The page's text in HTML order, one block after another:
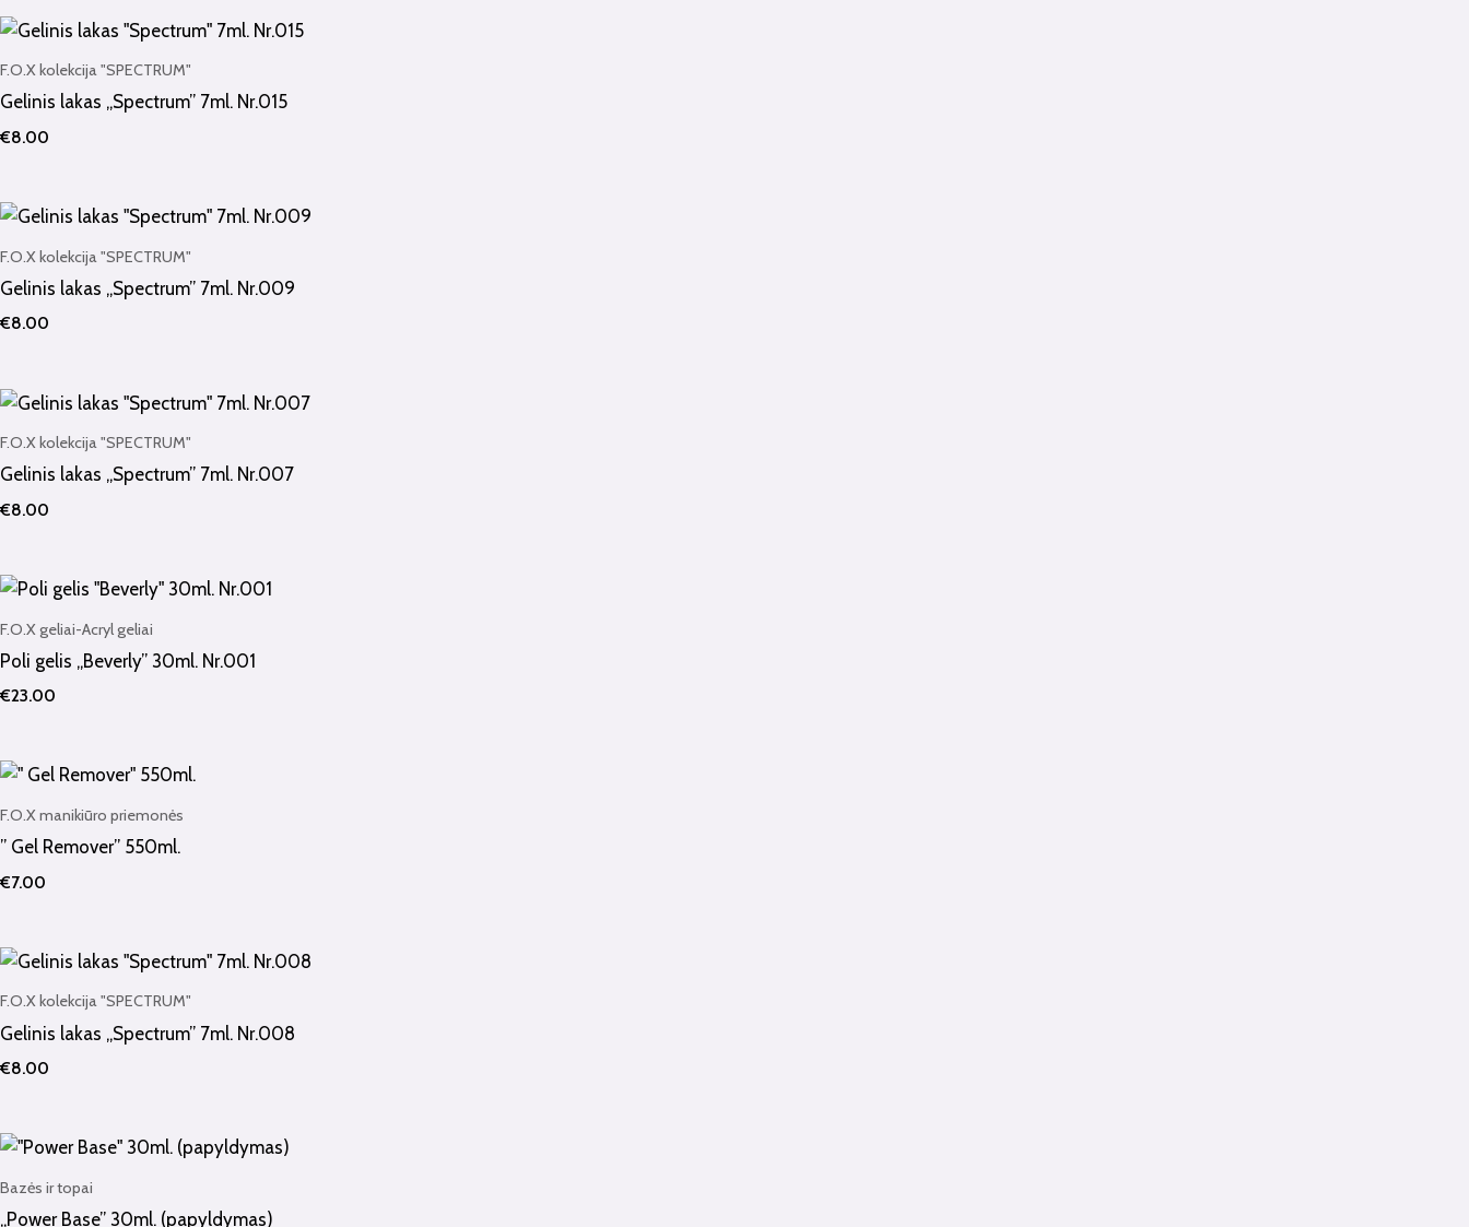
F.O.X kolekcija "SPECTRUM"
Gelinis lakas „Spectrum” 7ml. Nr.015
€8.00
F.O.X kolekcija "SPECTRUM"
Gelinis lakas „Spectrum” 7ml. Nr.009
€8.00
F.O.X kolekcija "SPECTRUM"
Gelinis lakas „Spectrum” 7ml. Nr.007
€8.00
F.O.X geliai-Acryl geliai
Poli gelis „Beverly” 30ml. Nr.001
€23.00
F.O.X manikiūro priemonės
” Gel Remover” 550ml.
€7.00
F.O.X kolekcija "SPECTRUM"
Gelinis lakas „Spectrum” 7ml. Nr.008
€8.00
Bazės ir topai
„Power Base” 30ml. (papyldymas)